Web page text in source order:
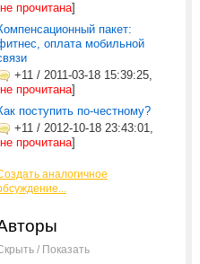
не прочитана]
пакет:
оплата мобильной
+11 / 2011-03-18 15:39:25,
не прочитана]
поступить по-честному?
+11 / 2012-10-18 23:43:01,
не прочитана]
аналогичное
/ Показать